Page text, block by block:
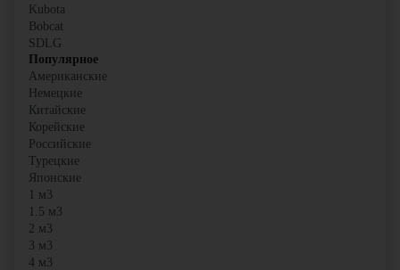
Kubota
Bobcat
SDLG
Популярное
Американские
Немецкие
Китайские
Корейские
Российские
Турецкие
Японские
1 м3
1.5 м3
2 м3
3 м3
4 м3